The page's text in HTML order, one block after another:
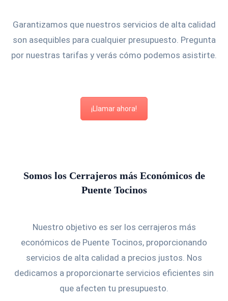
Garantizamos que nuestros servicios de alta calidad
son asequibles para cualquier presupuesto. Pregunta
por nuestras tarifas y verás cómo podemos asistirte.
¡Llamar ahora!
Somos los Cerrajeros más Económicos de
Puente Tocinos
Nuestro objetivo es ser los cerrajeros más
económicos de Puente Tocinos, proporcionando
servicios de alta calidad a precios justos. Nos
dedicamos a proporcionarte servicios eficientes sin
que afecten tu presupuesto.